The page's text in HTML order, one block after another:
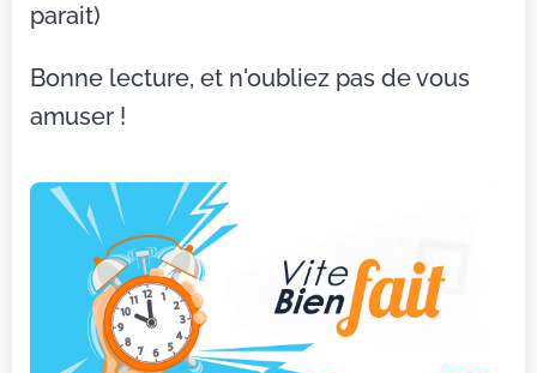
parait)
Bonne lecture, et n'oubliez pas de vous
amuser !